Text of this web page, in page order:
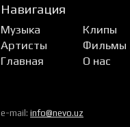
Навигация
Музыка Клипы
Артисты
Фильмы
Главная
О нас
e-mail:info@nevo.uz